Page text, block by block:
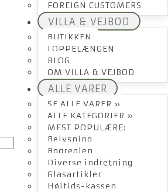
FOREIGN CUSTOMERS
VILLA & VEJBOD
BUTIKKEN
LOPPELÆNGEN
BLOG
OM VILLA & VEJBOD
ALLE VARER
SE ALLE VARER »
ALLE KATEGORIER »
MEST POPULÆRE:
Belysning
Bogreolen
Diverse indretning
Glasartikler
Højtids-kassen